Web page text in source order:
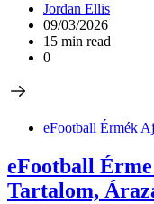
Jordan Ellis
09/03/2026
15 min read
0
eFootball Érmék
eFootball
Tartalom,